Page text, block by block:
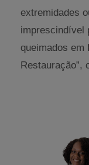
extremidades
imprescindível
queimados em
Restauração”,